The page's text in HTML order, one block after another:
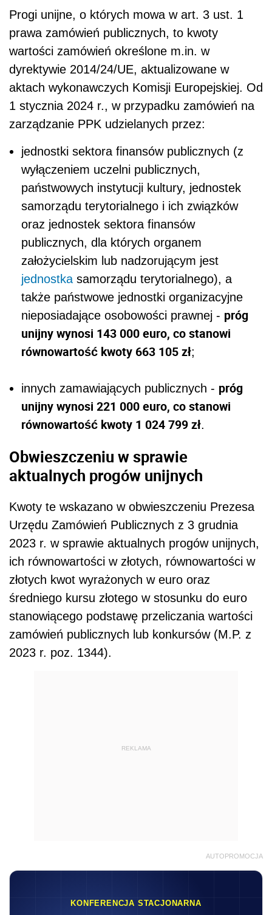
Progi unijne, o których mowa w art. 3 ust. 1
prawa zamówień publicznych, to kwoty
wartości zamówień określone m.in. w
dyrektywie 2014/24/UE, aktualizowane w
aktach wykonawczych Komisji Europejskiej. Od
1 stycznia 2024 r., w przypadku zamówień na
zarządzanie PPK udzielanych przez:
jednostki sektora finansów publicznych (z
wyłączeniem uczelni publicznych,
państwowych instytucji kultury, jednostek
samorządu terytorialnego i ich związków
oraz jednostek sektora finansów
publicznych, dla których organem
założycielskim lub nadzorującym jest
jednostka samorządu terytorialnego), a
także państwowe jednostki organizacyjne
nieposiadające osobowości prawnej - próg
unijny wynosi 143 000 euro, co stanowi
równowartość kwoty 663 105 zł;
innych zamawiających publicznych - próg
unijny wynosi 221 000 euro, co stanowi
równowartość kwoty 1 024 799 zł.
Obwieszczeniu w sprawie
aktualnych progów unijnych
Kwoty te wskazano w obwieszczeniu Prezesa
Urzędu Zamówień Publicznych z 3 grudnia
2023 r. w sprawie aktualnych progów unijnych,
ich równowartości w złotych, równowartości w
złotych kwot wyrażonych w euro oraz
średniego kursu złotego w stosunku do euro
stanowiącego podstawę przeliczania wartości
zamówień publicznych lub konkursów (M.P. z
2023 r. poz. 1344).
REKLAMA
AUTOPROMOCJA
KONFERENCJA STACJONARNA